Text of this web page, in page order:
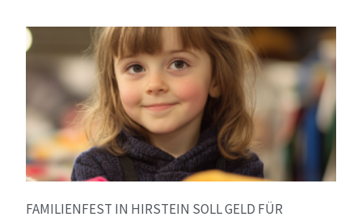
FAMILIENFEST IN HIRSTEIN SOLL GELD FÜR